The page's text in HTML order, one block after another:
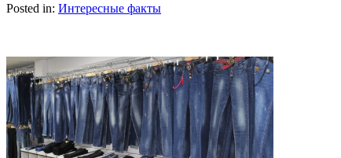
Posted in: Интересные факты